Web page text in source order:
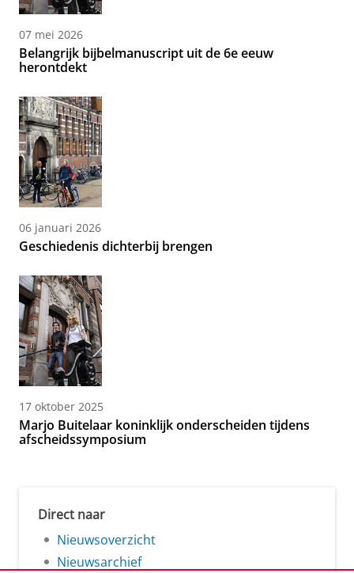
07 mei 2026
Belangrijk bijbelmanuscript uit de 6e eeuw
herontdekt
06 januari 2026
Geschiedenis dichterbij brengen
17 oktober 2025
Marjo Buitelaar koninklijk onderscheiden tijdens
afscheidssymposium
Direct naar
Nieuwsoverzicht
Nieuwsarchief